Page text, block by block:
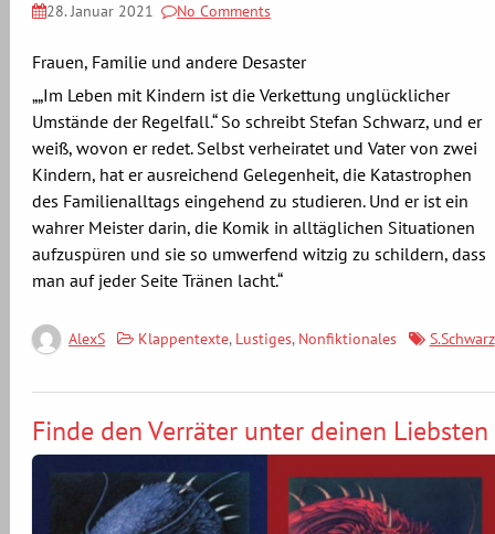
28. Januar 2021 No Comments
Frauen, Familie und andere Desaster
„„Im Leben mit Kindern ist die Verkettung unglücklicher
Umstände der Regelfall.“ So schreibt Stefan Schwarz, und er
weiß, wovon er redet. Selbst verheiratet und Vater von zwei
Kindern, hat er ausreichend Gelegenheit, die Katastrophen
des Familienalltags eingehend zu studieren. Und er ist ein
wahrer Meister darin, die Komik in alltäglichen Situationen
aufzuspüren und sie so umwerfend witzig zu schildern, dass
man auf jeder Seite Tränen lacht.“
AlexS Klappentexte, Lustiges, Nonfiktionales S.Schwarz
Finde den Verräter unter deinen Liebsten